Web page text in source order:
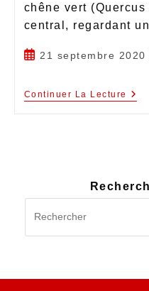
chêne vert
central, regardant
21 septembre 2020
Continuer La Lecture